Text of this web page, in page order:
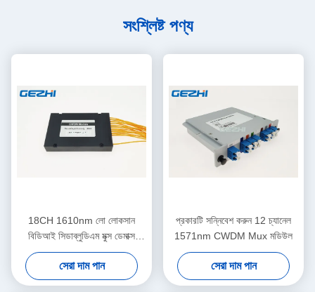
সংশ্লিষ্ট পণ্য
18CH 1610nm লো লোকসান
বিডিআই সিডাব্লুডিএম মুক্স ডেমাক্স
মডিউল
সেরা দাম পান
প্রকারটি সন্নিবেশ করুন 12 চ্যানেল
1571nm CWDM Mux মডিউল
সেরা দাম পান